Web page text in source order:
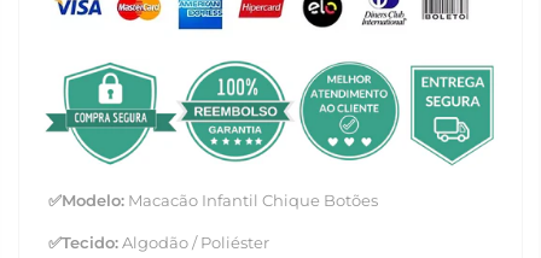
✅Modelo: Macacão Infantil Chique Botões
✅Tecido:Algodão / Poliéster